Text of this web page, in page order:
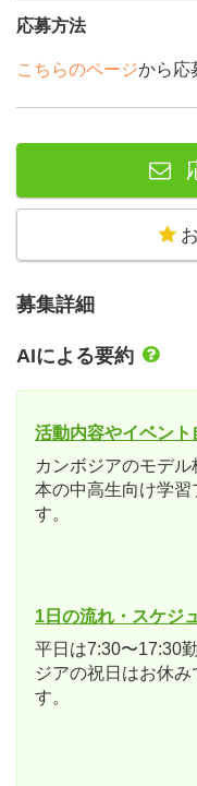
応募方法
こちらのページから応
募集詳細
AIによる要約
活動内容やイベント
カンボジアのモデ
本の中高生向け学習
す。
1日の流れ・スケジ
平日は7:30〜17:30
ジアの祝日はお休
す。